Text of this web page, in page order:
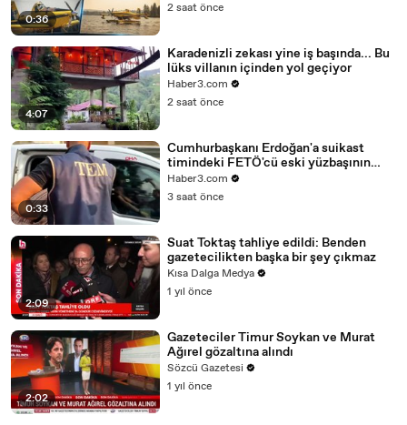
0:36
2 saat önce
4:07
Karadenizli zekası yine iş başında... Bu
lüks villanın içinden yol geçiyor
Haber3.com
2 saat önce
0:33
Cumhurbaşkanı Erdoğan'a suikast
timindeki FETÖ'cü eski yüzbaşının
ablası da yakalandı!
Haber3.com
3 saat önce
2:09
Suat Toktaş tahliye edildi: Benden
gazetecilikten başka bir şey çıkmaz
Kısa Dalga Medya
1 yıl önce
2:02
Gazeteciler Timur Soykan ve Murat
Ağırel gözaltına alındı
Sözcü Gazetesi
1 yıl önce